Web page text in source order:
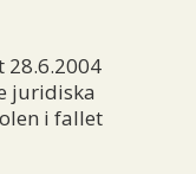
juridiska
i fallet